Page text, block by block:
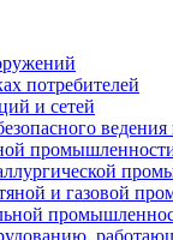
потребителей
и сетей
и газовой